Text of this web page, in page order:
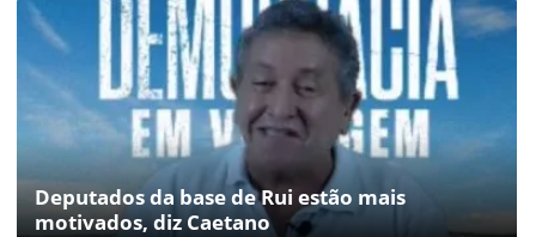
Deputados da base de Rui estão mais
motivados, diz Caetano